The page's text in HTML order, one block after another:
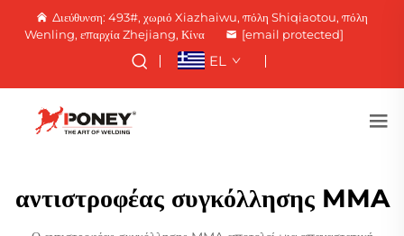
Διεύθυνση: 493#, χωριό Xiazhaiwu, πόλη Shiqiaotou, πόλη
Wenling, επαρχία Zhejiang, Κίνα
[email protected]
EL
αντιστροφέας συγκόλλησης MMA